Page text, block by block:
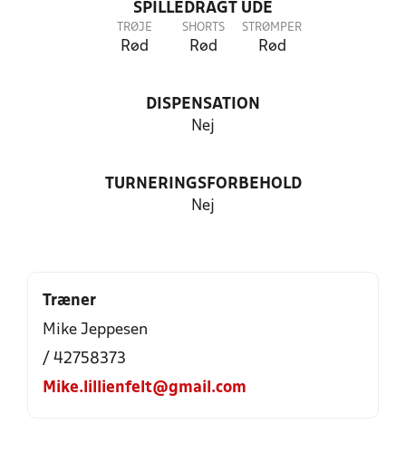
SPILLEDRAGT UDE
TRØJE
Rød
SHORTS
Rød
STRØMPER
Rød
DISPENSATION
Nej
TURNERINGSFORBEHOLD
Nej
Træner
Mike Jeppesen
/ 42758373
Mike.lillienfelt@gmail.com